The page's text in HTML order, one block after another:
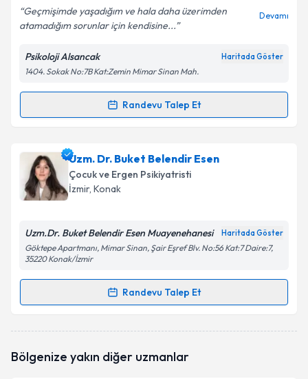
Geçmişimde yaşadığım ve hala daha üzerimden
atamadığım sorunlar için kendisine...
Devamı
Psikoloji Alsancak Haritada Göster
1404. Sokak No:7B Kat:Zemin Mimar Sinan Mah.
Randevu Talep Et
Randevu Takvimi Talebi
Klinik Psikolog Berken Gündüz için randevu takvimi
talebi oluşturun. Size bu uzmandan randevu almanız
için bir takvim hazırlandığında e-posta ile
bilgilendireceğiz.
Kişisel verilerimin işlenmesine ilişkin
Metni'ni okudum ve kişisel verilerimin belirtilen
Takvim Talebini Gönder
Uzm. Dr. Buket Belendir Esen
Çocuk ve Ergen Psikiyatristi
İzmir, Konak
Uzm.Dr. Buket Belendir Esen Muayenehanesi Haritada Göster
Göktepe Apartmanı, Mimar Sinan, Şair Eşref Blv. No:56 Kat:7 Daire:7,
35220 Konak/İzmir
Randevu Talep Et
Randevu Takvimi Talebi
talebi oluşturun. Size bu uzmandan randevu almanız
Bölgenize yakın diğer uzmanlar